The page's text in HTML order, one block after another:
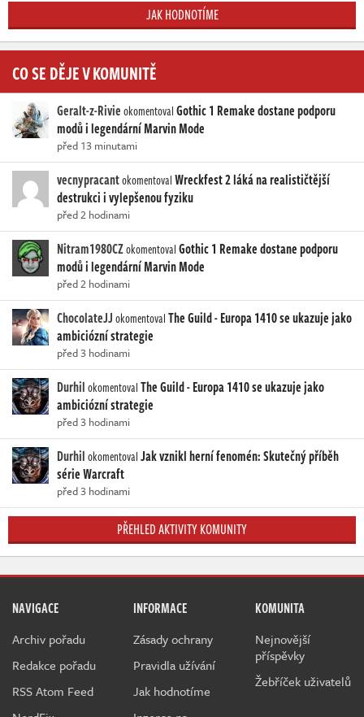
JAK HODNOTÍME
CO SE DĚJE V KOMUNITĚ
Geralt-z-RivieokomentovalGothic 1 Remake dostane podporu
modů i legendární Marvin Mode
před 13 minutami
vecnypracantokomentovalWreckfest 2 láká na realističtější
destrukci i vylepšenou fyziku
před 2 hodinami
Nitram1980CZokomentovalGothic 1 Remake dostane podporu
modů i legendární Marvin Mode
před 2 hodinami
ChocolateJJokomentovalThe Guild - Europa 1410 se ukazuje jako
ambiciózní strategie
před 3 hodinami
DurhilokomentovalThe Guild - Europa 1410 se ukazuje jako
ambiciózní strategie
před 3 hodinami
DurhilokomentovalJak vznikl herní fenomén: Skutečný příběh
série Warcraft
před 3 hodinami
PŘEHLED AKTIVITY KOMUNITY
NAVIGACE
Archiv pořadu
Redakce pořadu
RSS Atom Feed
INFORMACE
Zásady ochrany
Pravidla užívání
Jak hodnotíme
KOMUNITA
Nejnovější
příspěvky
Žebříček uživatelů